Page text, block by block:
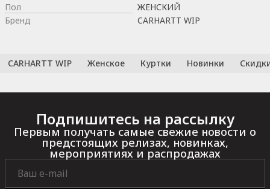
Пол
ЖЕНСКИЙ
Бренд
CARHARTT WIP
CARHARTT WIP Женское Куртки Новинки
Подпишитесь на рассылку
Первым получать самые свежие новости о
предстоящих релизах, новинках,
мероприятиях и распродажах